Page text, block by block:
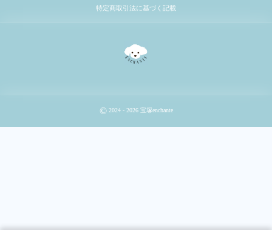
特定商取引法に基づく記載
©2024 - 2026 宝塚enchante